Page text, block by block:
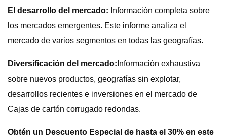
El desarrollo del mercado: Información completa sobre
los mercados emergentes. Este informe analiza el
mercado de varios segmentos en todas las geografías.
Diversificación del mercado: Información exhaustiva
sobre nuevos productos, geografías sin explotar,
desarrollos recientes e inversiones en el mercado de
Cajas de cartón corrugado redondas.
Obtén un Descuento Especial de hasta el 30% en este